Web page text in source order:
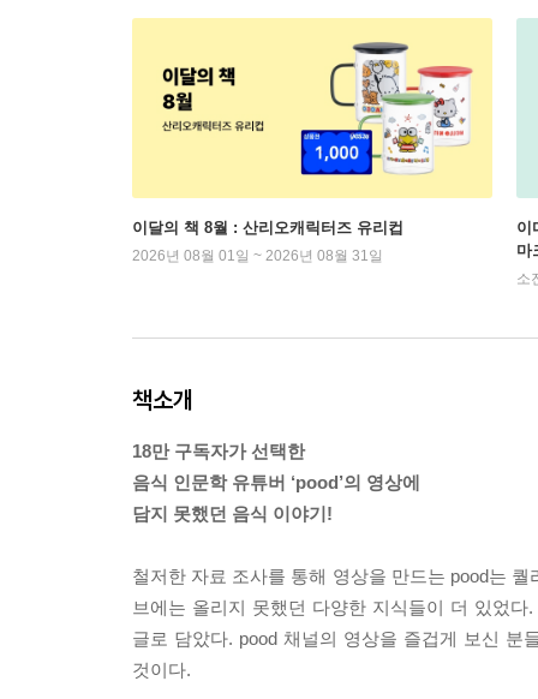
이달의 책 8월 : 산리오캐릭터즈 유리컵
2026년 08월 01일 ~ 2026년 08월 31일
이
마
소
책소개
18만 구독자가 선택한
음식 인문학 유튜버 ‘pood’의 영상에
담지 못했던 음식 이야기!
철저한 자료 조사를 통해 영상을 만드는 pood는
브에는 올리지 못했던 다양한 지식들이 더 있었
글로 담았다. pood 채널의 영상을 즐겁게 보신 분
것이다.